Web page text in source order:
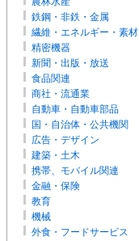
鉄鋼・非鉄・金属
繊維・エネルギー・素材
精密機器
新聞・出版・放送
食品関連
商社・流通業
自動車・自動車部品
国・自治体・公共機関
広告・デザイン
建築・土木
携帯、モバイル関連
金融・保険
教育
機械
外食・フードサービス